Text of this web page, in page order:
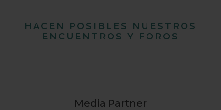
HACEN POSIBLES NUESTROS
ENCUENTROS Y FOROS
Media Partner